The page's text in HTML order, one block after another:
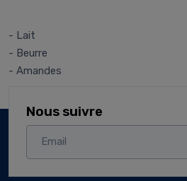
- Lait
- Beurre
- Amandes
Nous suivre